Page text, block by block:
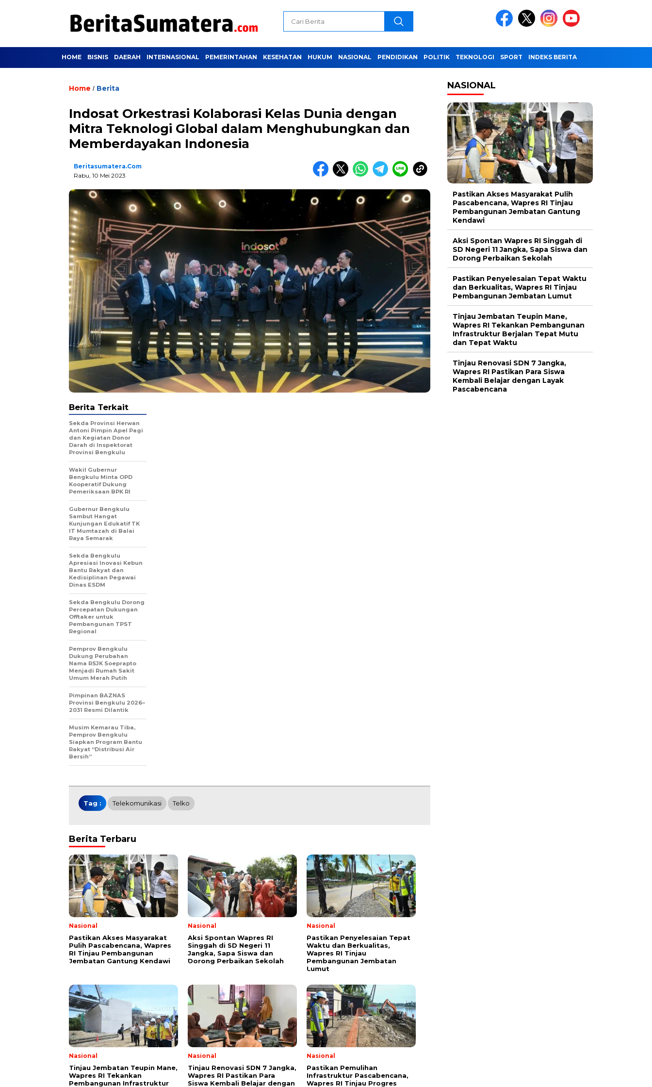
HOME BISNIS DAERAH INTERNASIONAL PEMERINTAHAN KESEHATAN HUKUM NASIONAL PENDIDIKAN POLITIK TEKNOLOGI SPORT INDEKS BERITA
Home / Berita
Indosat Orkestrasi Kolaborasi Kelas Dunia dengan
Mitra Teknologi Global dalam Menghubungkan dan
Memberdayakan Indonesia
Beritasumatera.com
Rabu, 10 Mei 2023
Berita Terkait
Sekda Provinsi Herwan
Antoni Pimpin Apel Pagi
dan Kegiatan Donor
Darah di Inspektorat
Provinsi Bengkulu
Wakil Gubernur
Bengkulu Minta OPD
Kooperatif Dukung
Pemeriksaan BPK RI
Gubernur Bengkulu
Sambut Hangat
Kunjungan Edukatif TK
IT Mumtazah di Balai
Raya Semarak
Sekda Bengkulu
Apresiasi Inovasi Kebun
Bantu Rakyat dan
Kedisiplinan Pegawai
Dinas ESDM
Sekda Bengkulu Dorong
Percepatan Dukungan
Offtaker untuk
Pembangunan TPST
Regional
Pemprov Bengkulu
Dukung Perubahan
Nama RSJK Soeprapto
Menjadi Rumah Sakit
Umum Merah Putih
Pimpinan BAZNAS
Provinsi Bengkulu 2026–
2031 Resmi Dilantik
Musim Kemarau Tiba,
Pemprov Bengkulu
Siapkan Program Bantu
Rakyat “Distribusi Air
Bersih”
Tag : Telekomunikasi Telko
Berita Terbaru
Nasional
Pastikan Akses Masyarakat
Pulih Pascabencana, Wapres
RI Tinjau Pembangunan
Jembatan Gantung Kendawi
Nasional
Aksi Spontan Wapres RI
Singgah di SD Negeri 11
Jangka, Sapa Siswa dan
Dorong Perbaikan Sekolah
Nasional
Pastikan Penyelesaian Tepat
Waktu dan Berkualitas,
Wapres RI Tinjau
Pembangunan Jembatan
Lumut
Nasional
Tinjau Jembatan Teupin Mane,
Wapres RI Tekankan
Pembangunan Infrastruktur
Nasional
Tinjau Renovasi SDN 7 Jangka,
Wapres RI Pastikan Para
Siswa Kembali Belajar dengan
Nasional
Pastikan Pemulihan
Infrastruktur Pascabencana,
Wapres RI Tinjau Progres
NASIONAL
Pastikan Akses Masyarakat Pulih
Pascabencana, Wapres RI Tinjau
Pembangunan Jembatan Gantung
Kendawi
Aksi Spontan Wapres RI Singgah di
SD Negeri 11 Jangka, Sapa Siswa dan
Dorong Perbaikan Sekolah
Pastikan Penyelesaian Tepat Waktu
dan Berkualitas, Wapres RI Tinjau
Pembangunan Jembatan Lumut
Tinjau Jembatan Teupin Mane,
Wapres RI Tekankan Pembangunan
Infrastruktur Berjalan Tepat Mutu
dan Tepat Waktu
Tinjau Renovasi SDN 7 Jangka,
Wapres RI Pastikan Para Siswa
Kembali Belajar dengan Layak
Pascabencana